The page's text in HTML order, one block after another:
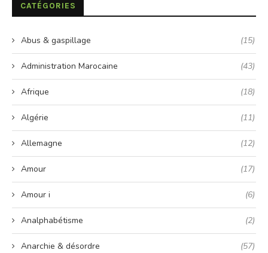
CATÉGORIES
Abus & gaspillage (15)
Administration Marocaine (43)
Afrique (18)
Algérie (11)
Allemagne (12)
Amour (17)
Amour i (6)
Analphabétisme (2)
Anarchie & désordre (57)